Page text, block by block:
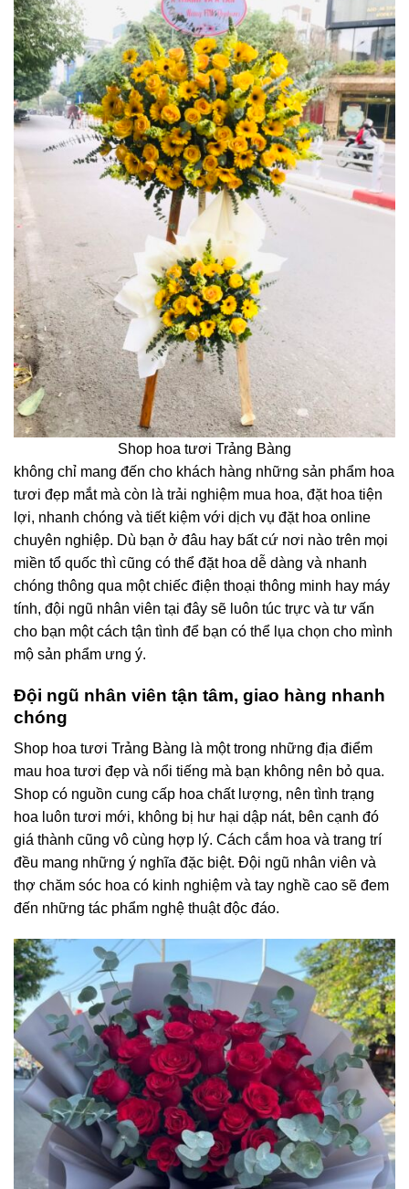
Shop hoa tươi Trảng Bàng
không chỉ mang đến cho khách hàng những sản phẩm hoa
tươi đẹp mắt mà còn là trải nghiệm mua hoa, đặt hoa tiện
lợi, nhanh chóng và tiết kiệm với dịch vụ đặt hoa online
chuyên nghiệp. Dù bạn ở đâu hay bất cứ nơi nào trên mọi
miền tổ quốc thì cũng có thể đặt hoa dễ dàng và nhanh
chóng thông qua một chiếc điện thoại thông minh hay máy
tính, đội ngũ nhân viên tại đây sẽ luôn túc trực và tư vấn
cho bạn một cách tận tình để bạn có thể lụa chọn cho mình
mộ sản phẩm ưng ý.
Đội ngũ nhân viên tận tâm, giao hàng nhanh
chóng
Shop hoa tươi Trảng Bàng là một trong những địa điểm
mau hoa tươi đẹp và nổi tiếng mà bạn không nên bỏ qua.
Shop có nguồn cung cấp hoa chất lượng, nên tình trạng
hoa luôn tươi mới, không bị hư hại dập nát, bên cạnh đó
giá thành cũng vô cùng hợp lý. Cách cắm hoa và trang trí
đều mang những ý nghĩa đặc biệt. Đội ngũ nhân viên và
thợ chăm sóc hoa có kinh nghiệm và tay nghề cao sẽ đem
đến những tác phẩm nghệ thuật độc đáo.